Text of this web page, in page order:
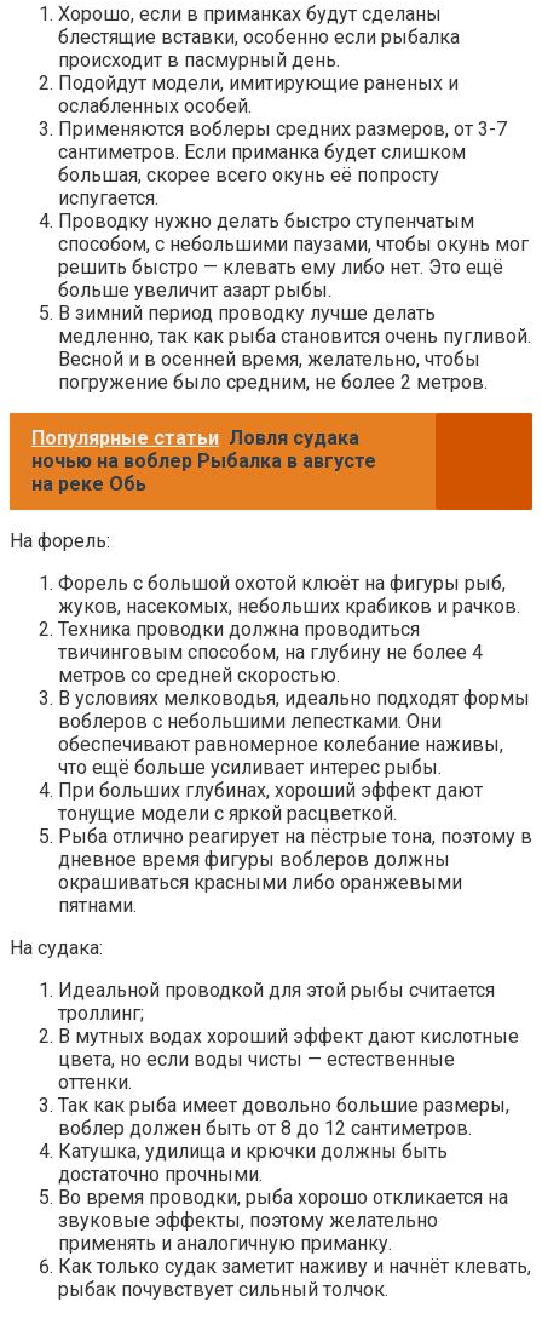
Хорошо, если в приманках будут сделаны
блестящие вставки, особенно если рыбалка
происходит в пасмурный день.
Подойдут модели, имитирующие раненых и
ослабленных особей.
Применяются воблеры средних размеров, от 3-7
сантиметров. Если приманка будет слишком
большая, скорее всего окунь её попросту
испугается.
Проводку нужно делать быстро ступенчатым
способом, с небольшими паузами, чтобы окунь мог
решить быстро — клевать ему либо нет. Это ещё
больше увеличит азарт рыбы.
В зимний период проводку лучше делать
медленно, так как рыба становится очень пугливой.
Весной и в осенней время, желательно, чтобы
погружение было средним, не более 2 метров.
Популярные статьи Ловля судака
ночью на воблер Рыбалка в августе
на реке Обь
На форель:
Форель с большой охотой клюёт на фигуры рыб,
жуков, насекомых, небольших крабиков и рачков.
Техника проводки должна проводиться
твичинговым способом, на глубину не более 4
метров со средней скоростью.
В условиях мелководья, идеально подходят формы
воблеров с небольшими лепестками. Они
обеспечивают равномерное колебание наживы,
что ещё больше усиливает интерес рыбы.
При больших глубинах, хороший эффект дают
тонущие модели с яркой расцветкой.
Рыба отлично реагирует на пёстрые тона, поэтому в
дневное время фигуры воблеров должны
окрашиваться красными либо оранжевыми
пятнами.
На судака:
Идеальной проводкой для этой рыбы считается
троллинг;
В мутных водах хороший эффект дают кислотные
цвета, но если воды чисты — естественные
оттенки.
Так как рыба имеет довольно большие размеры,
воблер должен быть от 8 до 12 сантиметров.
Катушка, удилища и крючки должны быть
достаточно прочными.
Во время проводки, рыба хорошо откликается на
звуковые эффекты, поэтому желательно
применять и аналогичную приманку.
Как только судак заметит наживу и начнёт клевать,
рыбак почувствует сильный толчок.